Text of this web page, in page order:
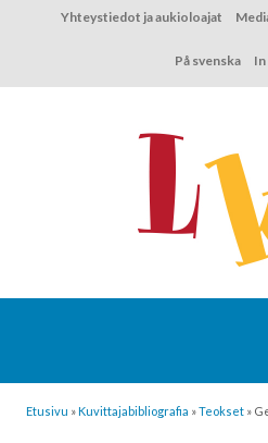
Yhteystiedot ja aukioloajat
På svenska
Etusivu »Kuvittaja­bibliografia »Teokset »